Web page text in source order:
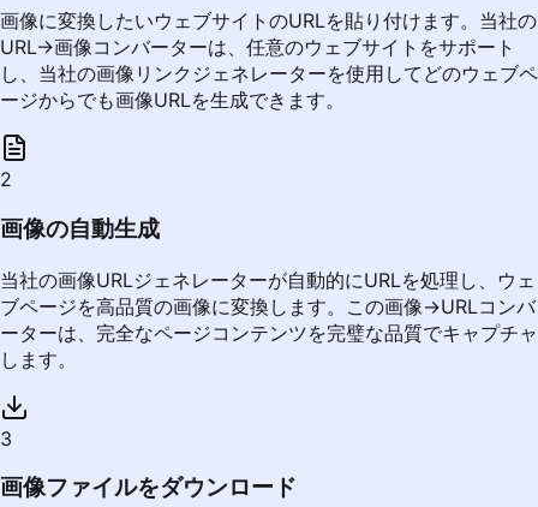
画像に変換したいウェブサイトのURLを貼り付けます。当社の
URL→画像コンバーターは、任意のウェブサイトをサポート
し、当社の画像リンクジェネレーターを使用してどのウェブペ
ージからでも画像URLを生成できます。
2
画像の自動生成
当社の画像URLジェネレーターが自動的にURLを処理し、ウェ
ブページを高品質の画像に変換します。この画像→URLコンバ
ーターは、完全なページコンテンツを完璧な品質でキャプチャ
します。
3
画像ファイルをダウンロード